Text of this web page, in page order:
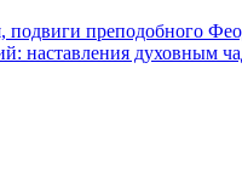
преподобного
наставления духовным